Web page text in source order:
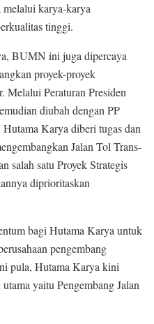
karya-karya
tinggi.
BUMN ini juga dipercaya
proyek-proyek
Melalui Peraturan Presiden
diubah dengan PP
Karya diberi tugas dan
Jalan Tol Trans-
salah satu Proyek Strategis
diprioritaskan
bagi Hutama Karya untuk
pengembang
pula, Hutama Karya kini
yaitu Pengembang Jalan